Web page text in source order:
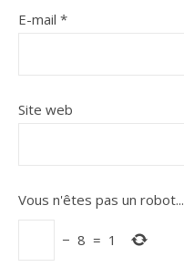
E-mail *
Site web
Vous n'êtes pas un robot...
− 8 = 1